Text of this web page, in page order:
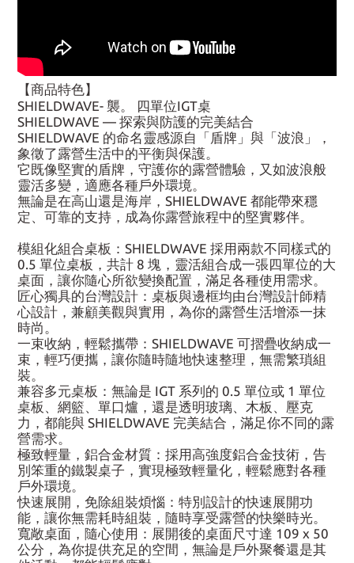
【商品特色】
SHIELDWAVE- 襲。 四單位IGT桌
SHIELDWAVE — 探索與防護的完美結合
SHIELDWAVE 的命名靈感源自「盾牌」與「波浪」，
象徵了露營生活中的平衡與保護。
它既像堅實的盾牌，守護你的露營體驗，又如波浪般
靈活多變，適應各種戶外環境。
無論是在高山還是海岸，SHIELDWAVE 都能帶來穩
定、可靠的支持，成為你露營旅程中的堅實夥伴。
模組化組合桌板：SHIELDWAVE 採用兩款不同樣式的
0.5 單位桌板，共計 8 塊，靈活組合成一張四單位的大
桌面，讓你隨心所欲變換配置，滿足各種使用需求。
匠心獨具的台灣設計：桌板與邊框均由台灣設計師精
心設計，兼顧美觀與實用，為你的露營生活增添一抹
時尚。
一束收納，輕鬆攜帶：SHIELDWAVE 可摺疊收納成一
束，輕巧便攜，讓你隨時隨地快速整理，無需繁瑣組
裝。
兼容多元桌板：無論是 IGT 系列的 0.5 單位或 1 單位
桌板、網籃、單口爐，還是透明玻璃、木板、壓克
力，都能與 SHIELDWAVE 完美結合，滿足你不同的露
營需求。
極致輕量，鋁合金材質：採用高強度鋁合金技術，告
別笨重的鐵製桌子，實現極致輕量化，輕鬆應對各種
戶外環境。
快速展開，免除組裝煩惱：特別設計的快速展開功
能，讓你無需耗時組裝，隨時享受露營的快樂時光。
寬敞桌面，隨心使用：展開後的桌面尺寸達 109 x 50
公分，為你提供充足的空間，無論是戶外聚餐還是其